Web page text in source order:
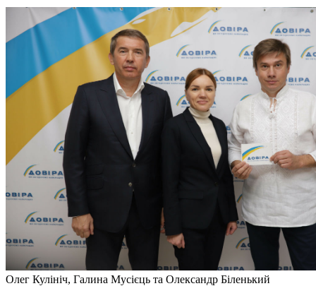
Олег Кулініч, Галина Мусієць та Олександр Біленький